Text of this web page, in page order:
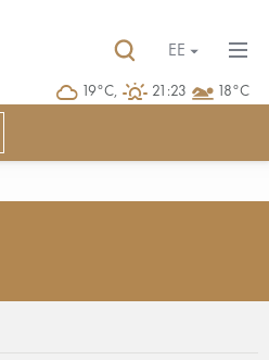
19°C, 21:23 18°C
EE